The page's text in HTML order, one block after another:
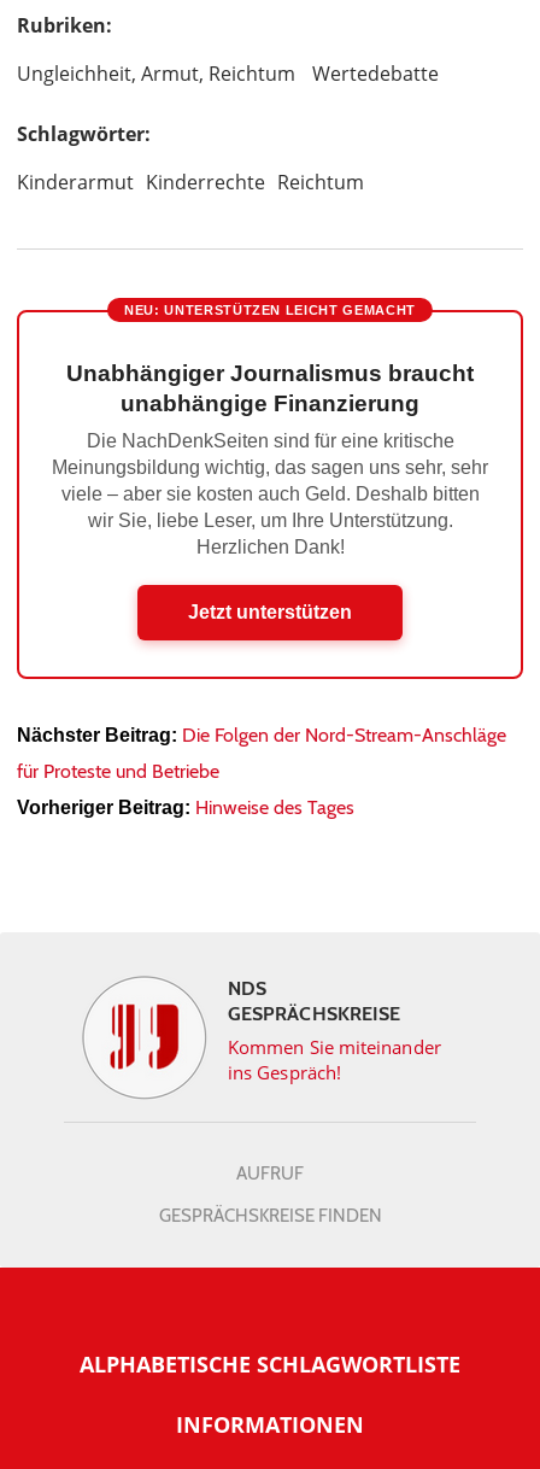
Rubriken:
Ungleichheit, Armut, Reichtum
Wertedebatte
Schlagwörter:
Kinderarmut Kinderrechte Reichtum
NEU: UNTERSTÜTZEN LEICHT GEMACHT
Unabhängiger Journalismus braucht
unabhängige Finanzierung
Die NachDenkSeiten sind für eine kritische
Meinungsbildung wichtig, das sagen uns sehr, sehr
viele – aber sie kosten auch Geld. Deshalb bitten
wir Sie, liebe Leser, um Ihre Unterstützung.
Herzlichen Dank!
Jetzt unterstützen
Nächster Beitrag: Die Folgen der Nord-Stream-Anschläge
für Proteste und Betriebe
Vorheriger Beitrag: Hinweise des Tages
NDS
GESPRÄCHSKREISE
Kommen Sie miteinander
ins Gespräch!
AUFRUF
GESPRÄCHSKREISE FINDEN
ALPHABETISCHE SCHLAGWORTLISTE
INFORMATIONEN